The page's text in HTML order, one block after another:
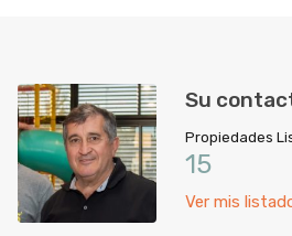
Su
Propiedades
15
Ver mis